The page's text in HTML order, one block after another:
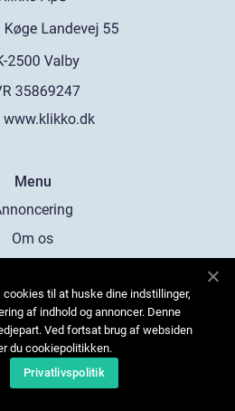
www.klikko.dk
Menu
Om os
os
Sitemap
til at huske dine indstillinger,
af indhold og annoncer. Denne
Ved fortsat brug af websiden
du cookiepolitikken.
Privatlivspolitik